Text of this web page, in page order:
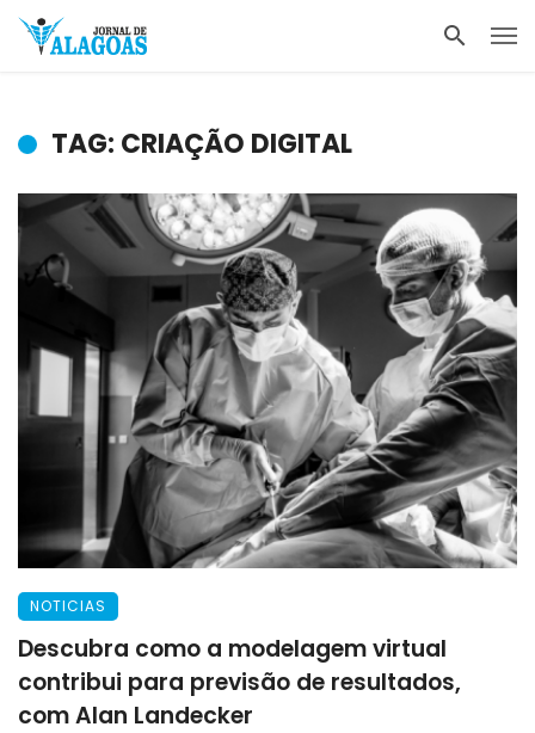
TAG: CRIAÇÃO DIGITAL
NOTICIAS
Descubra como a modelagem virtual
contribui para previsão de resultados,
com Alan Landecker